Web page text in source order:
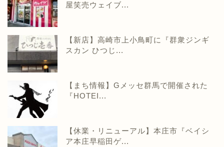
屋笑売ウェイブ...
【新店】高崎市上小鳥町に『群衆ジンギ
スカン ひつじ...
【まち情報】Gメッセ群馬で開催された
『HOTEI...
【休業・リニューアル】本庄市『ベイシ
ア本庄早稲田ゲ...